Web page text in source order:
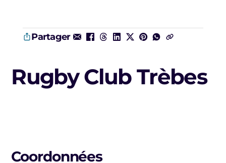
Partager
Rugby Club Trèbes
Coordonnées